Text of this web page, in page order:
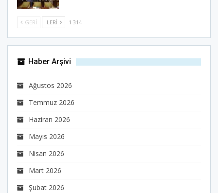
GERI İLERI 1 314
Haber Arşivi
Ağustos 2026
Temmuz 2026
Haziran 2026
Mayıs 2026
Nisan 2026
Mart 2026
Şubat 2026